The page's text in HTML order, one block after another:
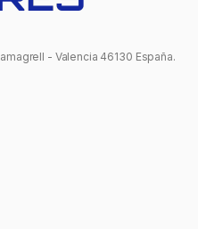
- Valencia 46130 España.